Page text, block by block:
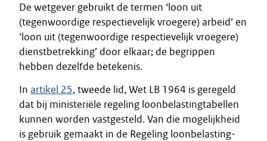
De wetgever gebruikt de termen ‘loon uit
(tegenwoordige respectievelijk vroegere) arbeid’ en
‘loon uit (tegenwoordige respectievelijk vroegere)
dienstbetrekking’ door elkaar; de begrippen
hebben dezelfde betekenis.
In artikel 25, tweede lid, Wet LB 1964 is geregeld
dat bij ministeriële regeling loonbelastingtabellen
kunnen worden vastgesteld. Van die mogelijkheid
is gebruik gemaakt in de Regeling loonbelasting-